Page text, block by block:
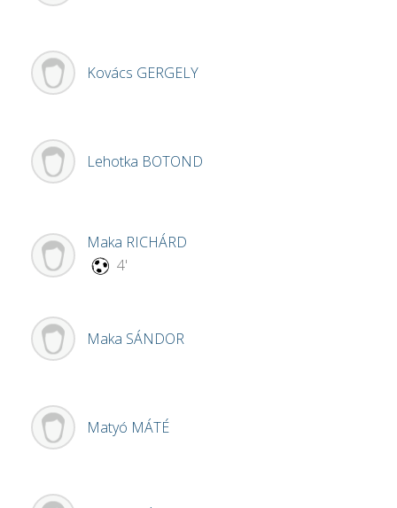
Kovács GERGELY
Lehotka BOTOND
Maka RICHÁRD
4'
Maka SÁNDOR
Matyó MÁTÉ